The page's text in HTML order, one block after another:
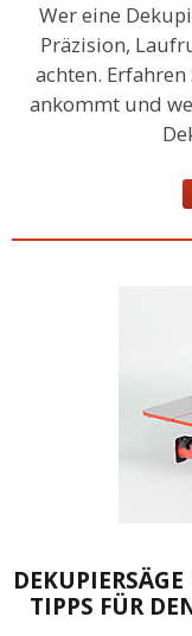
Wer eine
Präzision,
achten.
ankommt und
TIPPS FÜR